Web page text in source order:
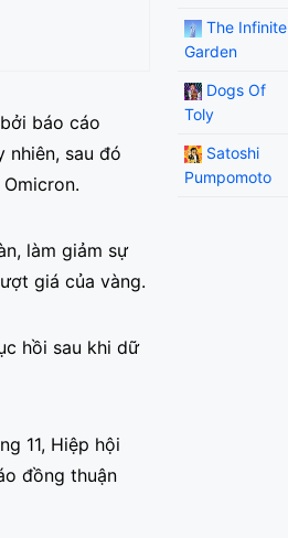
báo cáo
nhiên, sau đó
làm giảm sự
giá của vàng.
hồi sau khi dữ
11, Hiệp hội
đồng thuận
The Infinite
Garden
Dogs Of
Toly
Satoshi
Pumpomoto